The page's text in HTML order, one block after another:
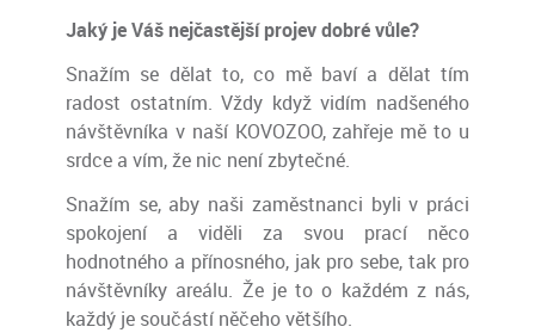
Jaký je Váš nejčastější projev dobré vůle?
Snažím se dělat to, co mě baví a dělat tím
radost ostatním. Vždy když vidím nadšeného
návštěvníka v naší KOVOZOO, zahřeje mě to u
srdce a vím, že nic není zbytečné.
Snažím se, aby naši zaměstnanci byli v práci
spokojení a viděli za svou prací něco
hodnotného a přínosného, jak pro sebe, tak pro
návštěvníky areálu. Že je to o každém z nás,
každý je součástí něčeho většího.